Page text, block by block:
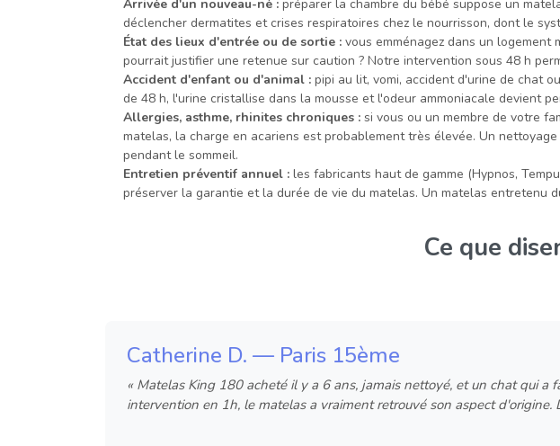
Arrivée d'un nouveau-né : préparer la chambre du bébé suppose un
déclencher dermatites et crises respiratoires chez le nourrisson, dont le
État des lieux d'entrée ou de sortie : vous emménagez dans un
pourrait justifier une retenue sur caution ? Notre intervention sous 48 h
Accident d'enfant ou d'animal : pipi au lit, vomi, accident d'urine de chat
de 48 h, l'urine cristallise dans la mousse et l'odeur ammoniacale devient
Allergies, asthme, rhinites chroniques : si vous ou un membre de votre
matelas, la charge en acariens est probablement très élevée. Un
pendant le sommeil.
Entretien préventif annuel : les fabricants haut de gamme (Hypnos,
préserver la garantie et la durée de vie du matelas. Un matelas entretenu
Ce que
Catherine D. — Paris 15ème
« Matelas King 180 acheté il y a 6 ans, jamais nettoyé, et un chat qui a
intervention en 1h, le matelas a vraiment retrouvé son aspect